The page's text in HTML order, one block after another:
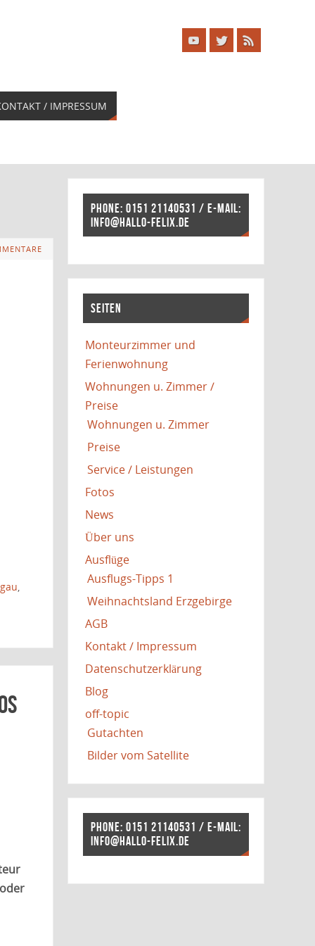
/ IMPRESSUM
,
PHONE: 0151 21140531 / E-MAIL:
INFO@HALLO-FELIX.DE
SEITEN
Monteurzimmer und
Ferienwohnung
Wohnungen u. Zimmer /
Preise
Wohnungen u. Zimmer
Preise
Service / Leistungen
Fotos
News
Über uns
Ausflüge
Ausflugs-Tipps 1
Weihnachtsland Erzgebirge
AGB
Kontakt / Impressum
Datenschutzerklärung
Blog
off-topic
Gutachten
Bilder vom Satellite
PHONE: 0151 21140531 / E-MAIL:
INFO@HALLO-FELIX.DE